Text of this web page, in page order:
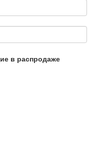
в распродаже